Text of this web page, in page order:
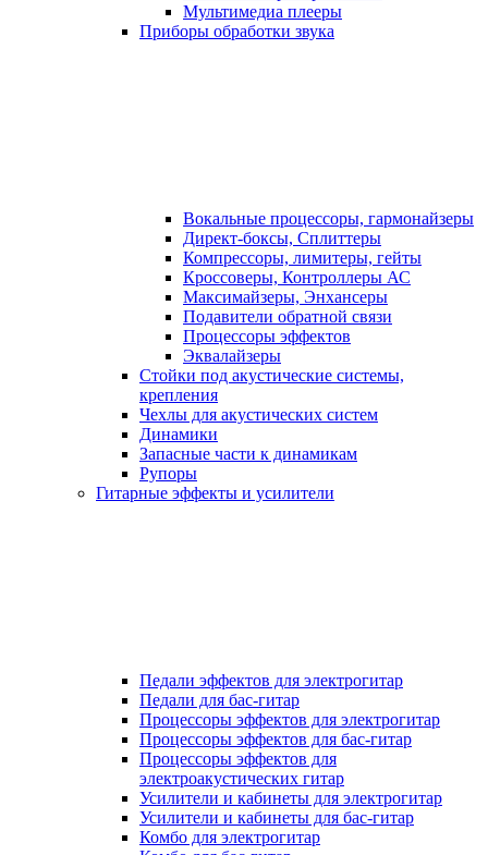
Мультимедиа плееры
Приборы обработки звука
Вокальные процессоры, гармонайзеры
Директ-боксы, Сплиттеры
Компрессоры, лимитеры, гейты
Кроссоверы, Контроллеры АС
Максимайзеры, Энхансеры
Подавители обратной связи
Процессоры эффектов
Эквалайзеры
Стойки под акустические системы,
крепления
Чехлы для акустических систем
Динамики
Запасные части к динамикам
Рупоры
Гитарные эффекты и усилители
Педали эффектов для электрогитар
Педали для бас-гитар
Процессоры эффектов для электрогитар
Процессоры эффектов для бас-гитар
Процессоры эффектов для
электроакустических гитар
Усилители и кабинеты для электрогитар
Усилители и кабинеты для бас-гитар
Комбо для электрогитар